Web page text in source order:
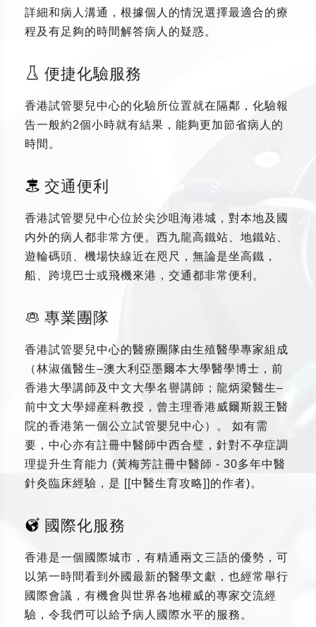
詳細和病人溝通，根據個人的情況選擇最適合的療
程及有足夠的時間解答病人的疑惑。
便捷化驗服務
香港試管嬰兒中心的化驗所位置就在隔鄰，化驗報
告一般約2個小時就有結果，能夠更加節省病人的
時間。
交通便利
香港試管嬰兒中心位於尖沙咀海港城，對本地及國
内外的病人都非常方便。西九龍高鐵站、地鐵站、
遊輪碼頭、機場快線近在咫尺，無論是坐高鐵，
船、跨境巴士或飛機來港，交通都非常便利。
專業團隊
香港試管嬰兒中心的醫療團隊由生殖醫學專家組成
（林淑儀醫生–澳大利亞墨爾本大學醫學博士，前
香港大學講師及中文大學名譽講師；龍炳梁醫生–
前中文大學婦産科教授，曾主理香港威爾斯親王醫
院的香港第一個公立試管嬰兒中心）。 如有需
要，中心亦有註冊中醫師中西合璧，針對不孕症調
理提升生育能力 (黃梅芳註冊中醫師 - 30多年中醫
針灸臨床經驗，是 [[中醫生育攻略]]的作者)。
國際化服務
香港是一個國際城市，有精通兩文三語的優勢，可
以第一時間看到外國最新的醫學文獻，也經常舉行
國際會議，有機會與世界各地權威的專家交流經
驗，令我們可以給予病人國際水平的服務。